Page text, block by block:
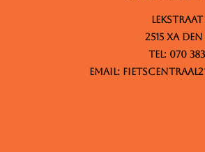
Lekstraat
2515 XA
Tel: 070
Email: